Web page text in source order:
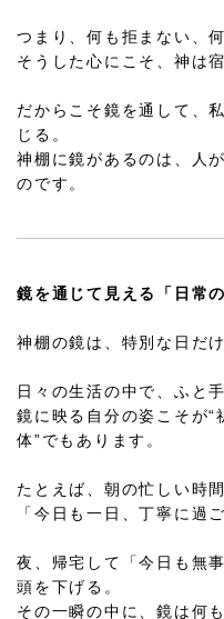
つまり、何も拒まない、
そうした心にこそ、神は
だからこそ鏡を通して、
じる。
神棚に鏡があるのは、人
のです。
鏡を通じて見える「日常の
神棚の鏡は、特別な日だ
日々の生活の中で、ふと
鏡に映る自分の姿こそが“
体”でもあります。
たとえば、朝の忙しい時
「今日も一日、丁寧に過
夜、帰宅して「今日も無
頭を下げる。
その一瞬の中に、鏡は何